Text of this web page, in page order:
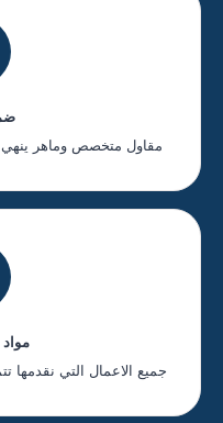
مقاول متخصص وماهر ينهي
مواد
جميع الاعمال التي نقدمها